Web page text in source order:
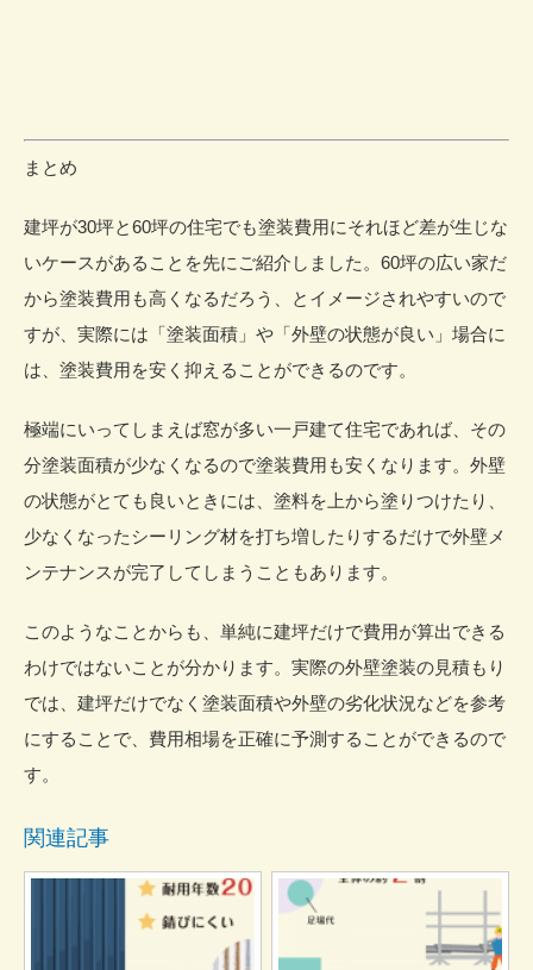
まとめ
建坪が30坪と60坪の住宅でも塗装費用にそれほど差が生じな
いケースがあることを先にご紹介しました。60坪の広い家だ
から塗装費用も高くなるだろう、とイメージされやすいので
すが、実際には「塗装面積」や「外壁の状態が良い」場合に
は、塗装費用を安く抑えることができるのです。
極端にいってしまえば窓が多い一戸建て住宅であれば、その
分塗装面積が少なくなるので塗装費用も安くなります。外壁
の状態がとても良いときには、塗料を上から塗りつけたり、
少なくなったシーリング材を打ち増したりするだけで外壁メ
ンテナンスが完了してしまうこともあります。
このようなことからも、単純に建坪だけで費用が算出できる
わけではないことが分かります。実際の外壁塗装の見積もり
では、建坪だけでなく塗装面積や外壁の劣化状況などを参考
にすることで、費用相場を正確に予測することができるので
す。
関連記事